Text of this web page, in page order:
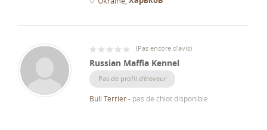
(Pas encore d'avis)
Russian Maffia Kennel
Pas de profil d'éleveur
Bull Terrier- pas de chiot disponible